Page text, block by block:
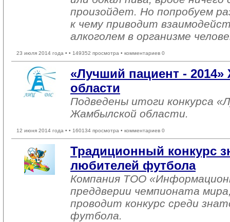
произойдет. Но попробуем
к чему приводит
алкоголем в организме
23 июля 2014 года • • 149352 просмотра • комментариев 0
«Лучший пациент -
области
Подведены итоги конкурса
Жамбылской области.
12 июня 2014 года • • 160134 просмотра • комментариев 0
Традиционный конкурс
любителей футбола
Компания ТОО
преддверии чемпионата
проводит конкурс среди
футбола.